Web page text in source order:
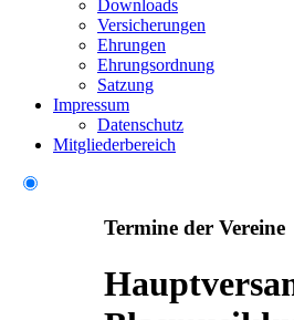
Downloads
Versicherungen
Ehrungen
Ehrungsordnung
Satzung
Impressum
Datenschutz
Mitgliederbereich
Termine der Vereine